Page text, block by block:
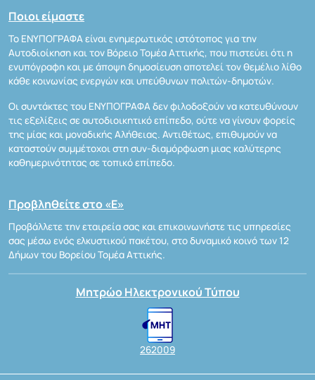
Ποιοι είμαστε
Το ΕΝΥΠΟΓΡΑΦΑ είναι ενημερωτικός ιστότοπος για την
Αυτοδιοίκηση και τον Βόρειο Τομέα Αττικής, που πιστεύει ότι η
ενυπόγραφη και με άποψη δημοσίευση αποτελεί τον θεμέλιο λίθο
κάθε κοινωνίας ενεργών και υπεύθυνων πολιτών-δημοτών.
Οι συντάκτες του ΕΝΥΠΟΓΡΑΦΑ δεν φιλοδοξούν να κατευθύνουν
τις εξελίξεις σε αυτοδιοικητικό επίπεδο, ούτε να γίνουν φορείς
της μίας και μοναδικής Αλήθειας. Αντιθέτως, επιθυμούν να
καταστούν συμμέτοχοι στη συν-διαμόρφωση μιας καλύτερης
καθημερινότητας σε τοπικό επίπεδο.
Προβληθείτε στο «Ε»
Προβάλλετε την εταιρεία σας και επικοινωνήστε τις υπηρεσίες
σας μέσω ενός ελκυστικού πακέτου, στο δυναμικό κοινό των 12
Δήμων του Βορείου Τομέα Αττικής.
Μητρώο Ηλεκτρονικού Τύπου
262009